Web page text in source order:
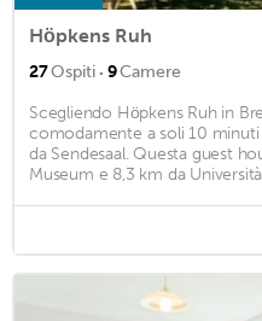
Höpkens Ruh
27Ospiti · 9Camere
Scegliendo Höpkens Ruh in
comodamente a soli 10
da Sendesaal. Questa guest
Museum e 8,3 km da